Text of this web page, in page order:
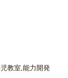
教室,能力開発